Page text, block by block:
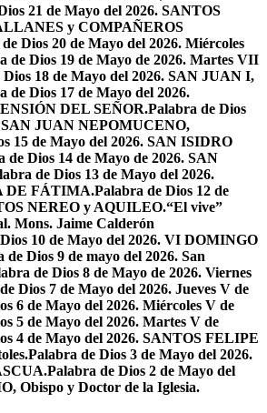
21 de Mayo del 2026. SANTOS
y COMPAÑEROS
Dios 20 de Mayo del 2026. Miércoles
de Dios 19 de Mayo de 2026. Martes VII
Dios 18 de Mayo del 2026. SAN JUAN I,
de Dios 17 de Mayo del 2026.
DEL SEÑOR.Palabra de Dios
SAN JUAN NEPOMUCENO,
15 de Mayo del 2026. SAN ISIDRO
de Dios 14 de Mayo de 2026. SAN
de Dios 13 de Mayo del 2026.
DE FÁTIMA.Palabra de Dios 12 de
NEREO y AQUILEO.“El vive”
Mons. Jaime Calderón
10 de Mayo del 2026. VI DOMINGO
de Dios 9 de mayo del 2026. San
de Dios 8 de Mayo de 2026. Viernes
Dios 7 de Mayo del 2026. Jueves V de
6 de Mayo del 2026. Miércoles V de
5 de Mayo del 2026. Martes V de
4 de Mayo del 2026. SANTOS FELIPE
Palabra de Dios 3 de Mayo del 2026.
Palabra de Dios 2 de Mayo del
Obispo y Doctor de la Iglesia.